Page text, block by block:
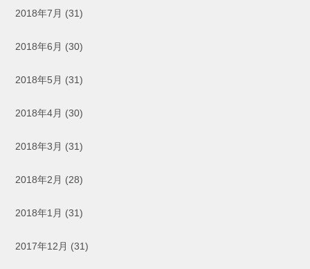
2018年7月 (31)
2018年6月 (30)
2018年5月 (31)
2018年4月 (30)
2018年3月 (31)
2018年2月 (28)
2018年1月 (31)
2017年12月 (31)